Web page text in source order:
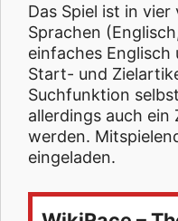
Das Spiel ist in
Sprachen
einfaches Englisch
Start- und
Suchfunktion
allerdings auch
werden.
eingeladen.